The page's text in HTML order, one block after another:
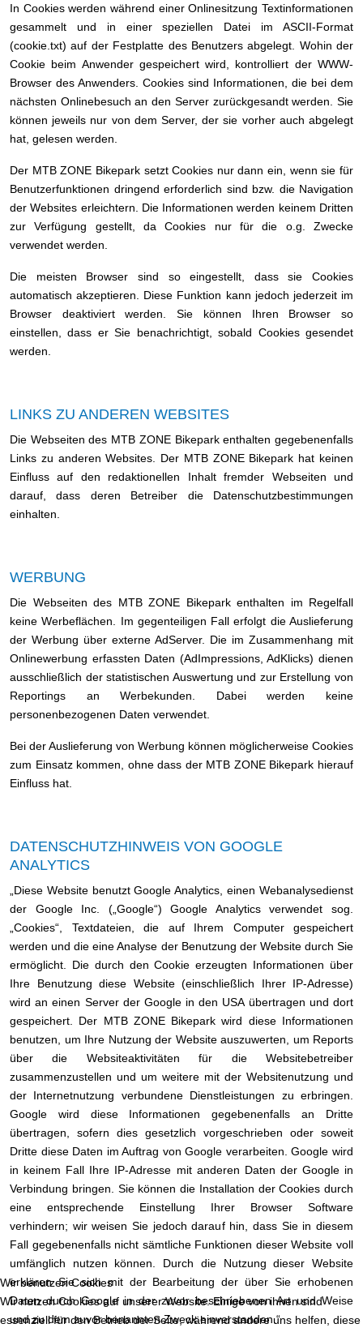
In Cookies werden während einer Onlinesitzung Textinformationen
gesammelt und in einer speziellen Datei im ASCII-Format
(cookie.txt) auf der Festplatte des Benutzers abgelegt. Wohin der
Cookie beim Anwender gespeichert wird, kontrolliert der WWW-
Browser des Anwenders. Cookies sind Informationen, die bei dem
nächsten Onlinebesuch an den Server zurückgesandt werden. Sie
können jeweils nur von dem Server, der sie vorher auch abgelegt
hat, gelesen werden.
Der MTB ZONE Bikepark setzt Cookies nur dann ein, wenn sie für
Benutzerfunktionen dringend erforderlich sind bzw. die Navigation
der Websites erleichtern. Die Informationen werden keinem Dritten
zur Verfügung gestellt, da Cookies nur für die o.g. Zwecke
verwendet werden.
Die meisten Browser sind so eingestellt, dass sie Cookies
automatisch akzeptieren. Diese Funktion kann jedoch jederzeit im
Browser deaktiviert werden. Sie können Ihren Browser so
einstellen, dass er Sie benachrichtigt, sobald Cookies gesendet
werden.
LINKS ZU ANDEREN WEBSITES
Die Webseiten des MTB ZONE Bikepark enthalten gegebenenfalls
Links zu anderen Websites. Der MTB ZONE Bikepark hat keinen
Einfluss auf den redaktionellen Inhalt fremder Webseiten und
darauf, dass deren Betreiber die Datenschutzbestimmungen
einhalten.
WERBUNG
Die Webseiten des MTB ZONE Bikepark enthalten im Regelfall
keine Werbeflächen. Im gegenteiligen Fall erfolgt die Auslieferung
der Werbung über externe AdServer. Die im Zusammenhang mit
Onlinewerbung erfassten Daten (AdImpressions, AdKlicks) dienen
ausschließlich der statistischen Auswertung und zur Erstellung von
Reportings an Werbekunden. Dabei werden keine
personenbezogenen Daten verwendet.
Bei der Auslieferung von Werbung können möglicherweise Cookies
zum Einsatz kommen, ohne dass der MTB ZONE Bikepark hierauf
Einfluss hat.
DATENSCHUTZHINWEIS VON GOOGLE
ANALYTICS
„Diese Website benutzt Google Analytics, einen Webanalysedienst
der Google Inc. („Google“) Google Analytics verwendet sog.
„Cookies“, Textdateien, die auf Ihrem Computer gespeichert
werden und die eine Analyse der Benutzung der Website durch Sie
ermöglicht. Die durch den Cookie erzeugten Informationen über
Ihre Benutzung diese Website (einschließlich Ihrer IP-Adresse)
wird an einen Server der Google in den USA übertragen und dort
gespeichert. Der MTB ZONE Bikepark wird diese Informationen
benutzen, um Ihre Nutzung der Website auszuwerten, um Reports
über die Websiteaktivitäten für die Websitebetreiber
zusammenzustellen und um weitere mit der Websitenutzung und
der Internetnutzung verbundene Dienstleistungen zu erbringen.
Google wird diese Informationen gegebenenfalls an Dritte
übertragen, sofern dies gesetzlich vorgeschrieben oder soweit
Dritte diese Daten im Auftrag von Google verarbeiten. Google wird
in keinem Fall Ihre IP-Adresse mit anderen Daten der Google in
Verbindung bringen. Sie können die Installation der Cookies durch
eine entsprechende Einstellung Ihrer Browser Software
verhindern; wir weisen Sie jedoch darauf hin, dass Sie in diesem
Fall gegebenenfalls nicht sämtliche Funktionen dieser Website voll
umfänglich nutzen können. Durch die Nutzung dieser Website
erklären Sie sich mit der Bearbeitung der über Sie erhobenen
Daten durch Google in der zuvor beschriebenen Art und Weise
und zu dem zuvor benannten Zweck einverstanden.“
Wir benutzen Cookies
Wir nutzen Cookies auf unserer Website. Einige von ihnen sind
essenziell für den Betrieb der Seite, während andere uns helfen, diese